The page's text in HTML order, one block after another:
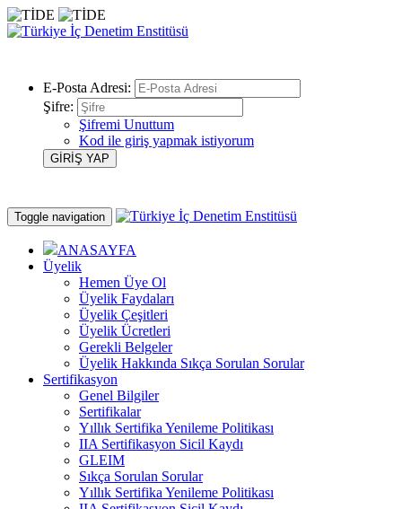
E-Posta Adresi:
Şifre:
Şifremi Unuttum
Kod ile giriş yapmak istiyorum
Toggle navigation
ANASAYFA
Üyelik
Hemen Üye Ol
Üyelik Faydaları
Üyelik Çeşitleri
Üyelik Ücretleri
Gerekli Belgeler
Üyelik Hakkında Sıkça Sorulan Sorular
Sertifikasyon
Genel Bilgiler
Sertifikalar
Yıllık Sertifika Yenileme Politikası
IIA Sertifikasyon Sicil Kaydı
GLEIM
Sıkça Sorulan Sorular
Yıllık Sertifika Yenileme Politikası